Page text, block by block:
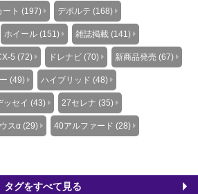
ート (197) デポルテ (168)
ホイール (151) 雑誌掲載 (141)
5 (72) ドレナビ (70) 新商品発売 (67)
(49) ハイブリッド (48)
ッセイ (43) 27セレナ (35)
スα (29) 40アルファード (28)
タグをすべて見る